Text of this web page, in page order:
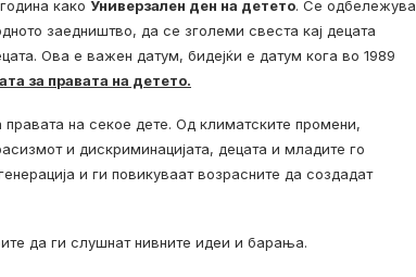
како Универзален ден на детето. Се одбележува
заедништво, да се зголеми свеста кај децата
Ова е важен датум, бидејќи е датум кога во 1989
за правата на детето.
правата на секое дете. Од климатските промени,
и дискриминацијата, децата и младите го
и ги повикуваат возрасните да создадат
да ги слушнат нивните идеи и барања.